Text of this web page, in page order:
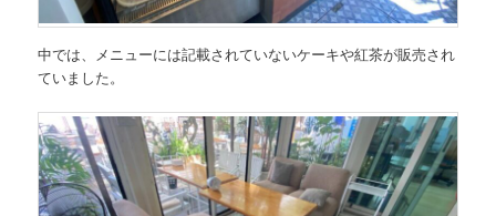
中では、メニューには記載されていないケーキや紅茶が販売され
ていました。